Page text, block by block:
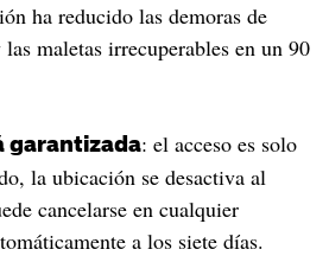
ha reducido las demoras de
maletas irrecuperables en un 90
garantizada: el acceso es solo
la ubicación se desactiva al
cancelarse en cualquier
a los siete días.